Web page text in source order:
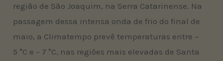
região de São Joaquim, na Serra Catarinense. Na
passagem dessa intensa onda de frio do final de
maio, a Climatempo prevê temperaturas entre –
5 °C e – 7 °C, nas regiões mais elevadas de Santa